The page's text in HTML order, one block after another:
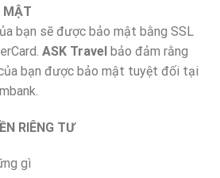
MẬT
bạn sẽ được bảo mật bằng SSL
ASK Travel bảo đảm rằng
bạn được bảo mật tuyệt đối tại
RIÊNG TƯ
gì